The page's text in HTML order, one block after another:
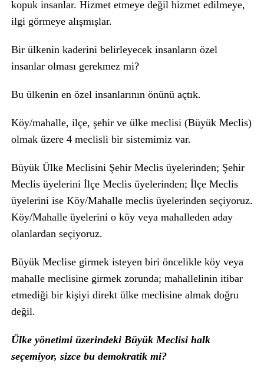
kopuk insanlar. Hizmet etmeye değil hizmet edilmeye,
ilgi görmeye alışmışlar.
Bir ülkenin kaderini belirleyecek insanların özel
insanlar olması gerekmez mi?
Bu ülkenin en özel insanlarının önünü açtık.
Köy/mahalle, ilçe, şehir ve ülke meclisi (Büyük Meclis)
olmak üzere 4 meclisli bir sistemimiz var.
Büyük Ülke Meclisini Şehir Meclis üyelerinden; Şehir
Meclis üyelerini İlçe Meclis üyelerinden; İlçe Meclis
üyelerini ise Köy/Mahalle meclis üyelerinden seçiyoruz.
Köy/Mahalle üyelerini o köy veya mahalleden aday
olanlardan seçiyoruz.
Büyük Meclise girmek isteyen biri öncelikle köy veya
mahalle meclisine girmek zorunda; mahallelinin itibar
etmediği bir kişiyi direkt ülke meclisine almak doğru
değil.
Ülke yönetimi üzerindeki Büyük Meclisi halk
seçemiyor, sizce bu demokratik mi?